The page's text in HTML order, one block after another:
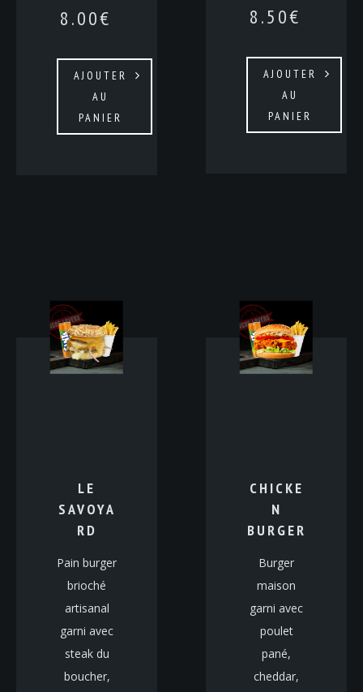
8.00€
AJOUTER
AU
PANIER
8.50€
AJOUTER
AU
PANIER
LE
SAVOYA
RD
Pain burger
brioché
artisanal
garni avec
steak du
boucher,
CHICKE
N
BURGER
Burger
maison
garni avec
poulet
pané,
cheddar,